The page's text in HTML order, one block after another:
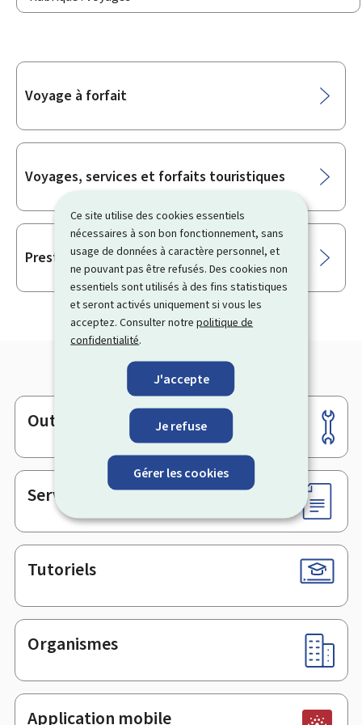
Ce site utilise des cookies essentiels
nécessaires à son bon fonctionnement, sans
usage de données à caractère personnel, et
ne pouvant pas être refusés. Des cookies non
essentiels sont utilisés à des fins statistiques
et seront activés uniquement si vous les
acceptez. Consulter notrepolitique de
confidentialité.
J'accepte
Je refuse
Gérer les cookies
Sous-
Voyage à forfait
Voyages, services et forfaits touristiques
Prestation de voyage liée
Pied
de
page
Outils
Services en ligne & Formulaires
Tutoriels
Organismes
Application mobile